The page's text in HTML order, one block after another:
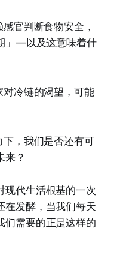
官判断食物安全，
」––以及这意味着什
对冷链的渴望，可能
，我们是否还有可
来？
现代生活根基的一次
在发酵，当我们每天
们需要的正是这样的